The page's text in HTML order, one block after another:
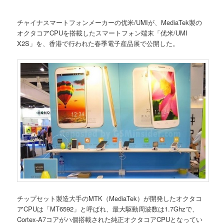
チャイナスマートフォンメーカーの优米/UMIが、MediaTek製の
オクタコアCPUを搭載したスマートフォン端末「优米/UMI
X2S」を、香港で行われた春季電子産品展で公開した。
チップセット製造大手のMTK（MediaTek）が開発したオクタコ
アCPUは「MT6592」と呼ばれ、最大駆動周波数は1.7Ghzで、
Cortex-A7コアがハ個搭載された純正オクタコアCPUとなってい